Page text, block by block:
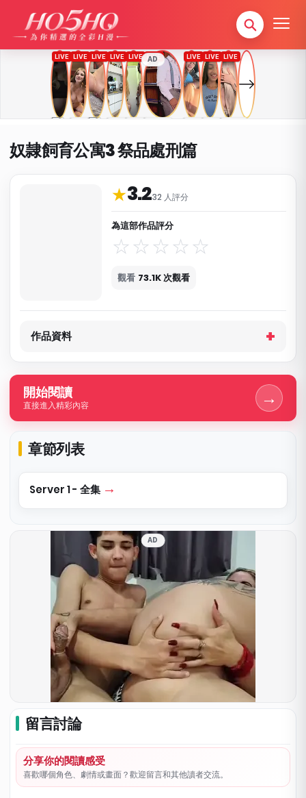
AD
奴隷飼育公寓3 祭品處刑篇
★3.232 人評分
為這部作品評分
觀看 73.1K 次觀看
作品資料與分類
作品資料
開始閱讀
直接進入精彩內容 →
章節列表
Server 1 - 全集
AD
留言討論
分享你的閱讀感受
喜歡哪個角色、劇情或畫面？歡迎留言和其他讀者交流。